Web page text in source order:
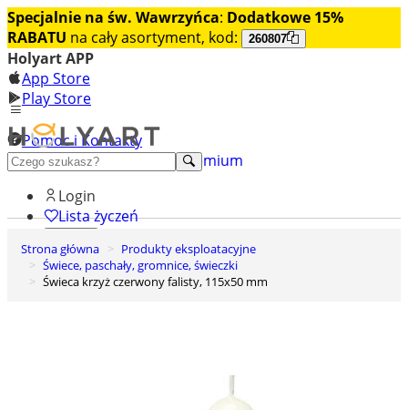
Specjalnie na św. Wawrzyńca: Dodatkowe 15%
RABATU na cały asortyment, kod: 260807
Holyart APP
App Store
Play Store
Pomoc i Kontakty
+48 222 922 860
Odkryj premium
Login
Lista życzeń
0
Koszyk
Strona główna
Produkty eksploatacyjne
Świece, paschały, gromnice, świeczki
Świeca krzyż czerwony falisty, 115x50 mm